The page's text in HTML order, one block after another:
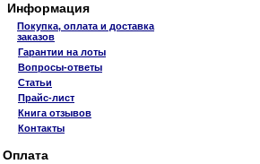
Информация
Покупка, оплата и доставка
заказов
Гарантии на лоты
Вопросы-ответы
Статьи
Прайс-лист
Книга отзывов
Контакты
Оплата